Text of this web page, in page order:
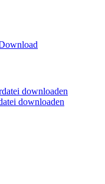
downloaden
downloaden